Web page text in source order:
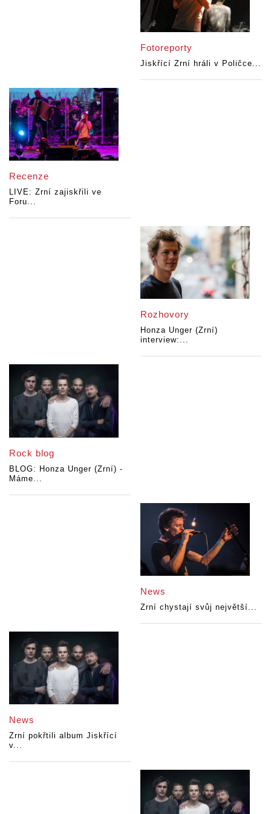
Fotoreporty
Jiskřící Zrní hráli v Poličce...
Recenze
LIVE: Zrní zajiskřili ve
Foru...
Rozhovory
Honza Unger (Zrní)
interview:...
Rock blog
BLOG: Honza Unger (Zrní) -
Máme...
News
Zrní chystají svůj největší...
News
Zrní pokřtili album Jiskřící
v...